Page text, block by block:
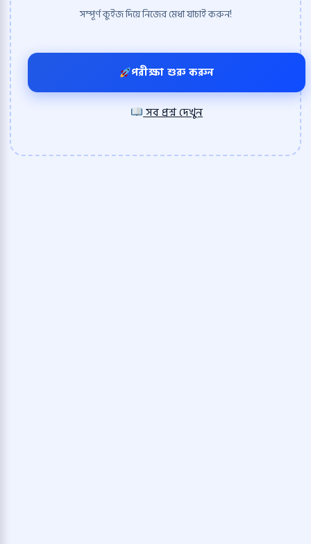
সম্পূর্ণ কুইজ দিয়ে নিজের মেধা যাচাই করুন!
পরীক্ষা শুরু করুন
সব প্রশ্ন দেখুন